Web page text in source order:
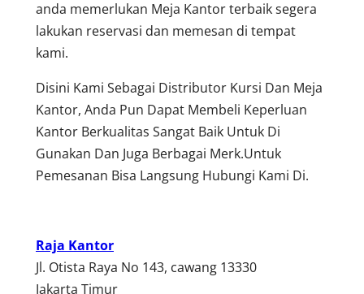
anda memerlukan Meja Kantor terbaik segera
lakukan reservasi dan memesan di tempat
kami.
Disini Kami Sebagai Distributor Kursi Dan Meja
Kantor, Anda Pun Dapat Membeli Keperluan
Kantor Berkualitas Sangat Baik Untuk Di
Gunakan Dan Juga Berbagai Merk.Untuk
Pemesanan Bisa Langsung Hubungi Kami Di.
Raja Kantor
Jl. Otista Raya No 143, cawang 13330
Jakarta Timur